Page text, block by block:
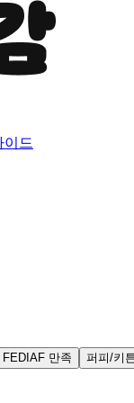
이드
FEDIAF 만족 퍼피/키